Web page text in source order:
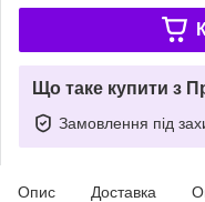
Що таке купити з
Замовлення під
Опис Доставка